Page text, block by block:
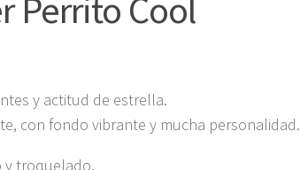
Perrito Cool
y actitud de estrella.
con fondo vibrante y mucha personalidad.
y troquelado.